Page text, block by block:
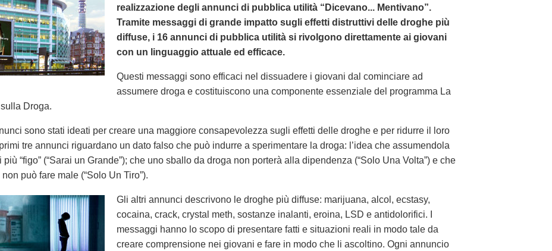
realizzazione degli annunci di pubblica utilità “Dicevano... Mentivano”.
Tramite messaggi di grande impatto sugli effetti distruttivi delle droghe più
diffuse, i 16 annunci di pubblica utilità si rivolgono direttamente ai giovani
con un linguaggio attuale ed efficace.
Questi messaggi sono efficaci nel dissuadere i giovani dal cominciare ad
assumere droga e costituiscono una componente essenziale del programma La
Droga.
sono stati ideati per creare una maggiore consapevolezza sugli effetti delle droghe e per ridurre il loro
tre annunci riguardano un dato falso che può indurre a sperimentare la droga: l’idea che assumendola
più “figo” (“Sarai un Grande”); che uno sballo da droga non porterà alla dipendenza (“Solo Una Volta”) e che
non può fare male (“Solo Un Tiro”).
Gli altri annunci descrivono le droghe più diffuse: marijuana, alcol, ecstasy,
cocaina, crack, crystal meth, sostanze inalanti, eroina, LSD e antidolorifici. I
messaggi hanno lo scopo di presentare fatti e situazioni reali in modo tale da
creare comprensione nei giovani e fare in modo che li ascoltino. Ogni annuncio